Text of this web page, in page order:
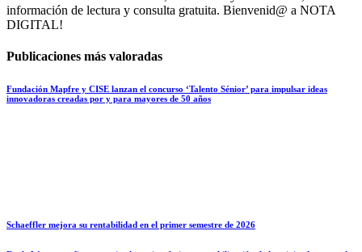
información de lectura y consulta gratuita. Bienvenid@ a NOTA
DIGITAL!
Publicaciones más valoradas
Fundación Mapfre y CISE lanzan el concurso ‘Talento Sénior’ para impulsar ideas
innovadoras creadas por y para mayores de 50 años
Schaeffler mejora su rentabilidad en el primer semestre de 2026